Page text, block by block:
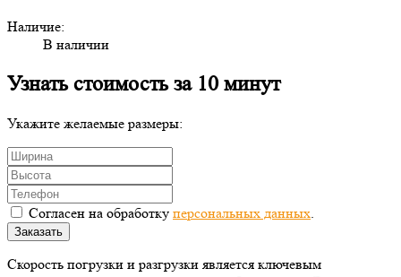
Наличие:
В наличии
Узнать стоимость за 10 минут
Укажите желаемые размеры:
Согласен на обработку персональных данных
Заказать
Скорость погрузки и разгрузки является ключевым